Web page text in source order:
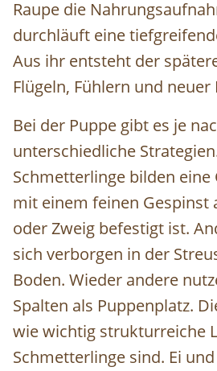
Raupe die
durchläuft eine
Aus ihr entsteht der
Flügeln, Fühlern und
Bei der Puppe gibt es je
unterschiedliche
Schmetterlinge bilden
mit einem feinen Gespinst
oder Zweig befestigt ist.
sich verborgen in der
Boden. Wieder andere
Spalten als Puppenplatz.
wie wichtig strukturreiche
Schmetterlinge sind. Ei